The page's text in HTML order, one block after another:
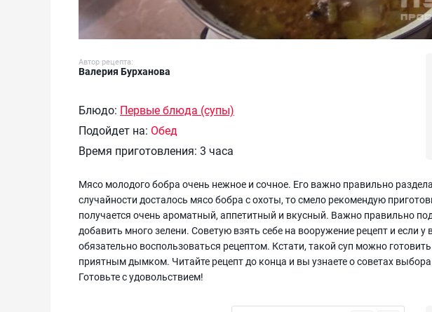
Автор рецепта:
Валерия Бурханова
Блюдо: Первые блюда (супы)
Подойдет на: Обед
Время приготовления: 3 часа
Мясо молодого бобра очень нежное и сочное. Его важно правильно
случайности досталось мясо бобра с охоты, то смело рекомендую
получается очень ароматный, аппетитный и вкусный. Важно правильно
добавить много зелени. Советую взять себе на вооружение рецепт и если у
обязательно воспользоваться рецептом. Кстати, такой суп можно
приятным дымком. Читайте рецепт до конца и вы узнаете о советах
Готовьте с удовольствием!